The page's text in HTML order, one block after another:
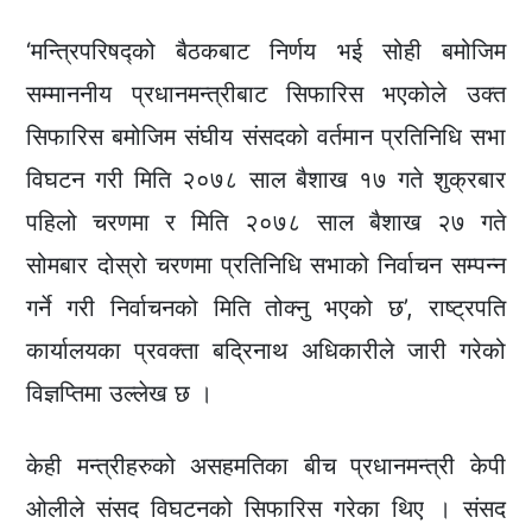
‘मन्त्रिपरिषद्को बैठकबाट निर्णय भई सोही बमोजिम
सम्माननीय प्रधानमन्त्रीबाट सिफारिस भएकोले उक्त
सिफारिस बमोजिम संघीय संसदको वर्तमान प्रतिनिधि सभा
विघटन गरी मिति २०७८ साल बैशाख १७ गते शुक्रबार
पहिलो चरणमा र मिति २०७८ साल बैशाख २७ गते
सोमबार दोस्रो चरणमा प्रतिनिधि सभाको निर्वाचन सम्पन्न
गर्ने गरी निर्वाचनको मिति तोक्नु भएको छ’, राष्ट्रपति
कार्यालयका प्रवक्ता बद्रिनाथ अधिकारीले जारी गरेको
विज्ञप्तिमा उल्लेख छ ।
केही मन्त्रीहरुको असहमतिका बीच प्रधानमन्त्री केपी
ओलीले संसद विघटनको सिफारिस गरेका थिए । संसद